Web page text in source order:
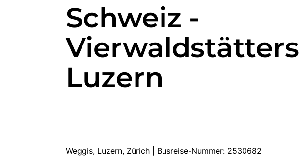
Schweiz -
Luzern
Weggis, Luzern, Zürich | Busreise-Nummer: 2530682